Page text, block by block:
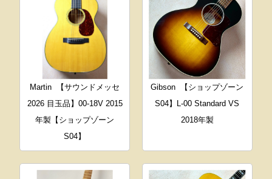
Martin
【サウンドメッセ
2026 目玉品】00-18V 2015
年製【ショップゾーン
S04】
Gibson
【ショップゾーン
S04】L-00 Standard VS
2018年製